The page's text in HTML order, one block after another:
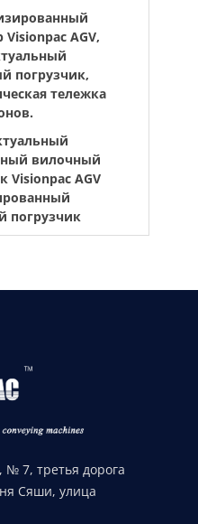
AGV,
погрузчик,
тележка
вилочный
Visionpac AGV
погрузчик
№ 7, третья дорога
Сяши, улица